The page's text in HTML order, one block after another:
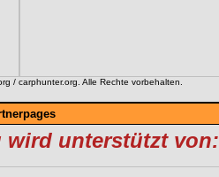
/ carphunter.org. Alle Rechte vorbehalten.
wird unterstützt von: